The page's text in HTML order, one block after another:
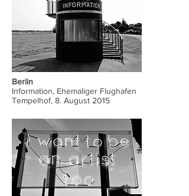
Berlin
Information, Ehemaliger Flughafen
Tempelhof, 8. August 2015